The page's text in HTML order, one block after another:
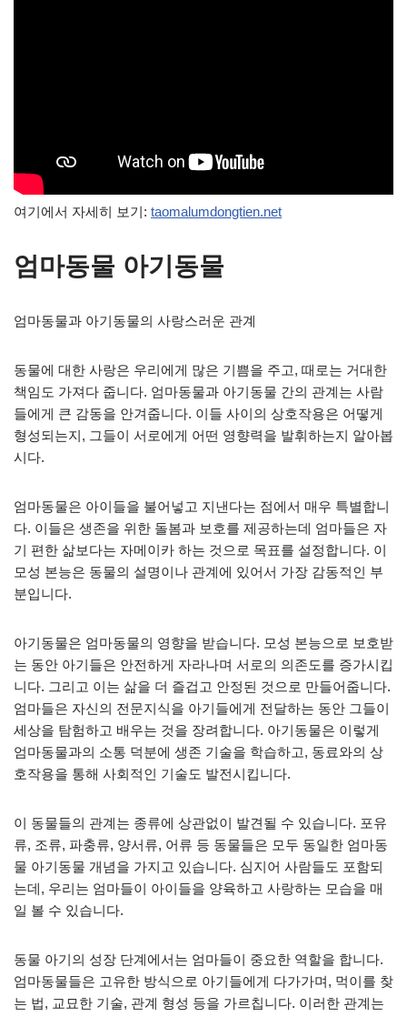
여기에서 자세히 보기: taomalumdongtien.net
엄마동물 아기동물
엄마동물과 아기동물의 사랑스러운 관계
동물에 대한 사랑은 우리에게 많은 기쁨을 주고, 때로는 거대한
책임도 가져다 줍니다. 엄마동물과 아기동물 간의 관계는 사람
들에게 큰 감동을 안겨줍니다. 이들 사이의 상호작용은 어떻게
형성되는지, 그들이 서로에게 어떤 영향력을 발휘하는지 알아봅
시다.
엄마동물은 아이들을 불어넣고 지낸다는 점에서 매우 특별합니
다. 이들은 생존을 위한 돌봄과 보호를 제공하는데 엄마들은 자
기 편한 삶보다는 자메이카 하는 것으로 목표를 설정합니다. 이
모성 본능은 동물의 설명이나 관계에 있어서 가장 감동적인 부
분입니다.
아기동물은 엄마동물의 영향을 받습니다. 모성 본능으로 보호받
는 동안 아기들은 안전하게 자라나며 서로의 의존도를 증가시킵
니다. 그리고 이는 삶을 더 즐겁고 안정된 것으로 만들어줍니다.
엄마들은 자신의 전문지식을 아기들에게 전달하는 동안 그들이
세상을 탐험하고 배우는 것을 장려합니다. 아기동물은 이렇게
엄마동물과의 소통 덕분에 생존 기술을 학습하고, 동료와의 상
호작용을 통해 사회적인 기술도 발전시킵니다.
이 동물들의 관계는 종류에 상관없이 발견될 수 있습니다. 포유
류, 조류, 파충류, 양서류, 어류 등 동물들은 모두 동일한 엄마동
물 아기동물 개념을 가지고 있습니다. 심지어 사람들도 포함되
는데, 우리는 엄마들이 아이들을 양육하고 사랑하는 모습을 매
일 볼 수 있습니다.
동물 아기의 성장 단계에서는 엄마들이 중요한 역할을 합니다.
엄마동물들은 고유한 방식으로 아기들에게 다가가며, 먹이를 찾
는 법, 교묘한 기술, 관계 형성 등을 가르칩니다. 이러한 관계는